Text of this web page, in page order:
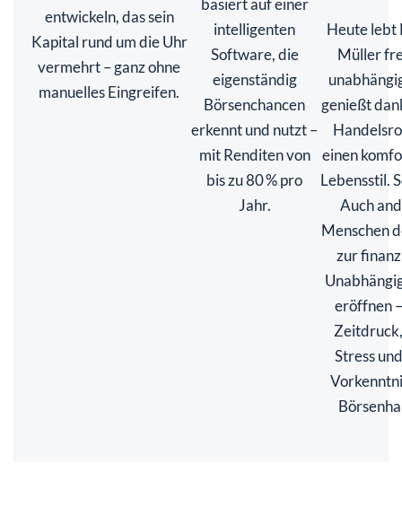
entwickeln, das sein
Kapital rund um die Uhr
vermehrt – ganz ohne
manuelles Eingreifen.
basiert auf einer
intelligenten
Software, die
eigenständig
Börsenchancen
erkennt und nutzt –
mit Renditen von
bis zu 80 % pro
Jahr.
Heute lebt
Müller
genießt
einen
Lebensstil.
Auch
Menschen
zur
eröffnen
Stress